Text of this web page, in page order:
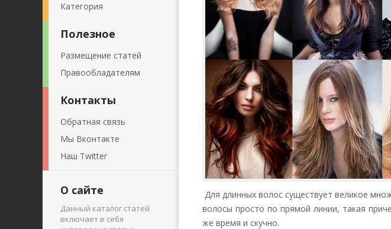
Для длинных волос существует великое
волосы просто по прямой линии, такая
же время и скучно.
Категория
Полезное
Размещение статей
Правообладателям
Контакты
Обратная связь
Мы Вконтакте
Наш Twitter
О сайте
Данный каталог статей
включает в себя